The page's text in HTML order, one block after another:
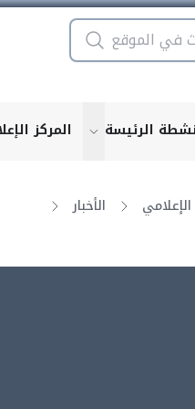
show submenu for
الرئيسة for "More"
المركز
الأخبار